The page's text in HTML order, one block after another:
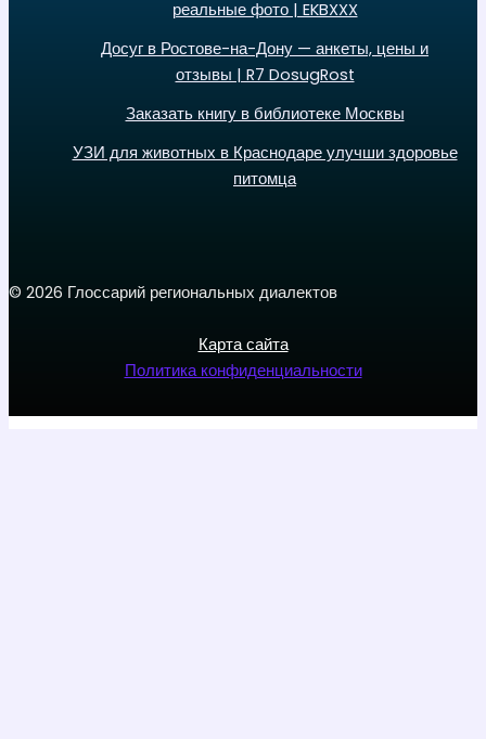
реальные фото | EKBXXX
Досуг в Ростове-на-Дону — анкеты, цены и
отзывы | R7 DosugRost
Заказать книгу в библиотеке Москвы
УЗИ для животных в Краснодаре улучши здоровье
питомца
© 2026 Глоссарий региональных диалектов
Карта сайта
Политика конфиденциальности